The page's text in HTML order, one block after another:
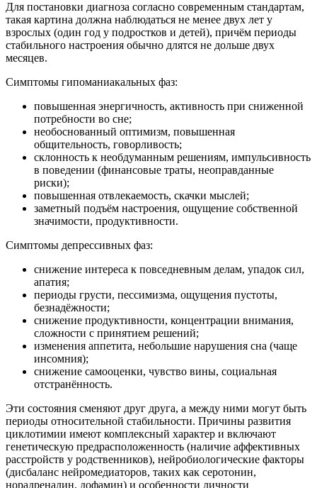
Для постановки диагноза согласно современным стандартам,
такая картина должна наблюдаться не менее двух лет у
взрослых (один год у подростков и детей), причём периоды
стабильного настроения обычно длятся не дольше двух
месяцев.
Симптомы гипоманиакальных фаз:
повышенная энергичность, активность при сниженной
потребности во сне;
необоснованный оптимизм, повышенная
общительность, говорливость;
склонность к необдуманным решениям, импульсивность
в поведении (финансовые траты, неоправданные
риски);
повышенная отвлекаемость, скачки мыслей;
заметный подъём настроения, ощущение собственной
значимости, продуктивности.
Симптомы депрессивных фаз:
снижение интереса к повседневным делам, упадок сил,
апатия;
периоды грусти, пессимизма, ощущения пустоты,
безнадёжности;
снижение продуктивности, концентрации внимания,
сложности с принятием решений;
изменения аппетита, небольшие нарушения сна (чаще
инсомния);
снижение самооценки, чувство вины, социальная
отстранённость.
Эти состояния сменяют друг друга, а между ними могут быть
периоды относительной стабильности. Причины развития
циклотимии имеют комплексный характер и включают
генетическую предрасположенность (наличие аффективных
расстройств у родственников), нейробиологические факторы
(дисбаланс нейромедиаторов, таких как серотонин,
норадреналин, дофамин) и особенности личности